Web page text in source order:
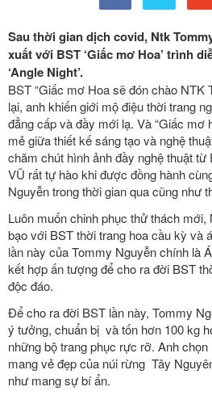
Sau thời gian dịch covid, Ntk
xuất với BST ‘Giấc mơ Hoa’ trình
‘Angle Night’.
BST “Giấc mơ Hoa sẽ đón chào
lại, anh khiến giới mộ điệu thời trang
đẳng cấp và đầy mới lạ. Và “Giấc mơ
mẻ giữa thiết kế sáng tạo và nghệ
chăm chút hình ảnh đầy nghệ thuật
VŨ rất tự hào khi được đồng hành
Nguyễn trong thời gian qua cũng như
Luôn muốn chinh phục thử thách
bạo với BST thời trang hoa cầu kỳ và
lần này của Tommy Nguyễn chính là
kết hợp ấn tượng để cho ra đời BST
độc đáo.
Để cho ra đời BST lần này, Tommy
ý tưởng, chuẩn bị và tốn hơn 100 kg
những bộ trang phục rực rỡ. Anh
mang vẻ đẹp của núi rừng Tây
như mang sự bí ẩn.